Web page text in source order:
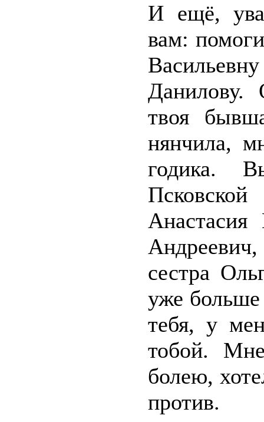
И ещё,
вам:
Данилову.
твоя
нянчила,
годика.
сестра
уже
тебя, у
тобой.
болею,
против.